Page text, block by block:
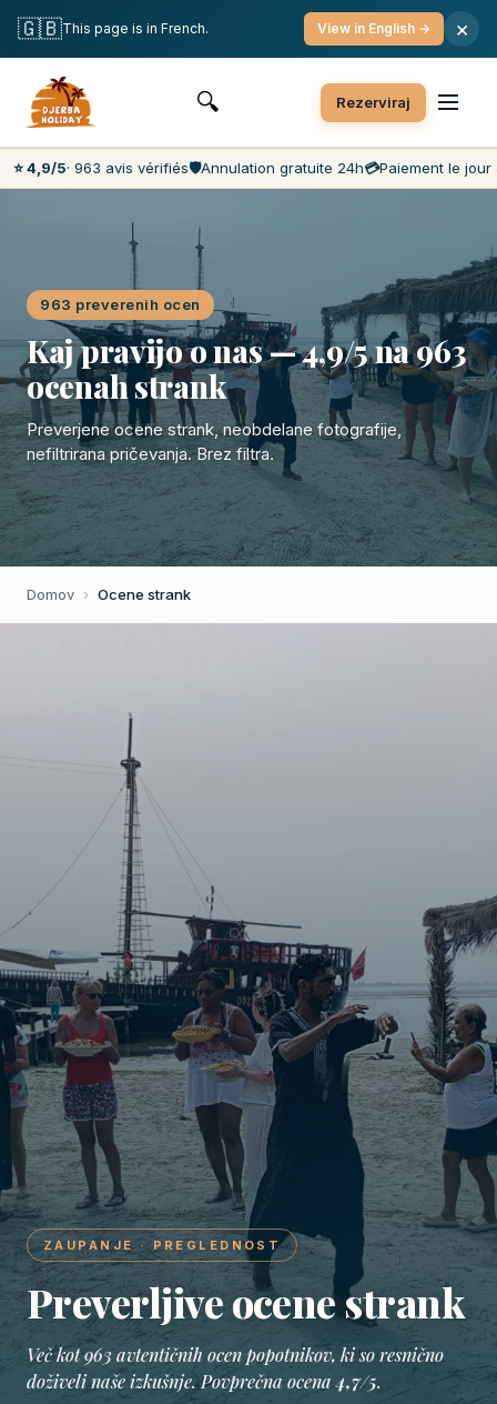
Brezplačna odpoved
Plačilo na dan obiška
Najnižje cene na trgu
Servis za stranke 7 dni na teden
🔍 Rezerviraj
⭐ 4,9/5· 963 avis vérifiés🛡️Annulation gratuite 24h💳Paiement le jour
963 preverenih ocen
Kaj pravijo o nas — 4,9/5 na 963
ocenah strank
Preverjene ocene strank, neobdelane fotografije,
nefiltrirana pričevanja. Brez filtra.
Domov › Ocene strank
ZAUPANJE · PREGLEDNOST
Preverljive ocene strank
Več kot 963 avtentičnih ocen popotnikov, ki so resnično
doživeli naše izkušnje. Povprečna ocena4,7/5.
🇬🇧This page is in French. View in English → ×